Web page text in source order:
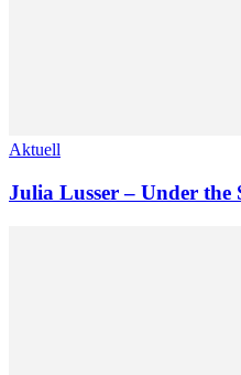
Aktuell
Julia Lusser – Under the